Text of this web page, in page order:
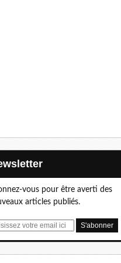
vous pour être averti des
articles publiés.